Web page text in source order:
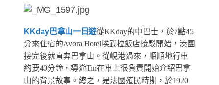
KKday巴拿山一日遊從KKday的中巴士，於7點45
分來住宿的Avora Hotel埃武拉飯店接駁開始，湊團
接完後就直奔巴拿山。從峴港過來，順順地行車
約要40分鐘，導遊Tin在車上很負責開始介紹巴拿
山的背景故事。總之，是法國殖民時期，於1920